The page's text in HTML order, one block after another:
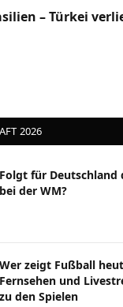
– Türkei
2026
Folgt für Deutschland
bei der WM?
Wer zeigt Fußball
Fernsehen und
zu den Spielen